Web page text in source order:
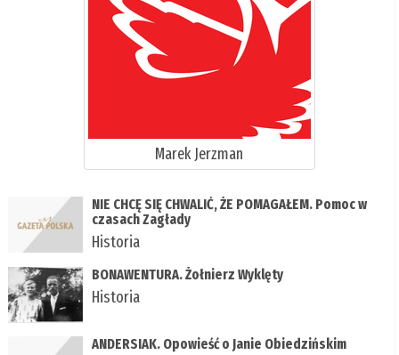
Marek Jerzman
NIE CHCĘ SIĘ CHWALIĆ, ŻE POMAGAŁEM. Pomoc w
czasach Zagłady
Historia
BONAWENTURA. Żołnierz Wyklęty
Historia
ANDERSIAK. Opowieść o Janie Obiedzińskim